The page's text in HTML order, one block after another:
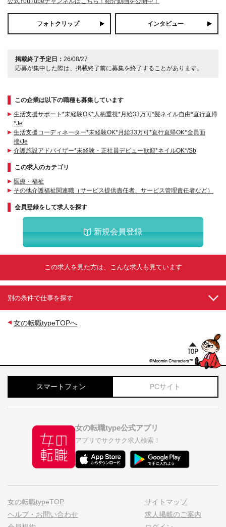
フォトクリップ インタビュー
掲載終了予定日： 26/08/27
応募が集中した際は、掲載終了前に募集を終了することがあります。
この企業は以下の職種も募集しています
生活支援サポート*未経験OK*人柄重視*月給33万可*髪ネイル自由*直行直帰
*Je
生活支援コーディネーター*未経験OK*月給33万可*直行直帰OK*全員面
接/Je
介護施設アドバイザー*未経験・正社員デビュー歓迎*ネイルOK*/Sb
この求人のカテゴリ
医療・福祉
その他介護福祉関連職（サービス提供責任者、サービス管理責任者など）
会員登録をして求人を探す
新規会員登録
この求人を見た方は、こんな求人も見ています
別の条件で仕事を探す
女の転職typeTOPへ
スマートフォン PCサイト
女の転職type公式アプリ
アプリでサクサク求人検索！
女の転職typeTOP
ヘルプ・お問い合わせ
サイトマップ
求人掲載のご案内